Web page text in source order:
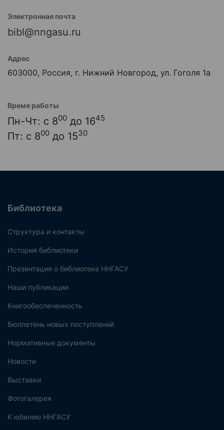
Электронная почта
bibl@nngasu.ru
Адрес
603000, Россия, г. Нижний Новгород, ул. Гоголя 1а
Время работы
Пн-Чт: с 800 до 1645
Пт: с 800 до 1530
Библиотека
Структура и контакты
История библиотеки
Презентация о библиотеке ННГАСУ
Наши публикации
Книгообеспеченность
Бюллетень новых поступлений
Нормативные документы
Новости
Выставки
Фотогалерея
К юбилею ННГАСУ